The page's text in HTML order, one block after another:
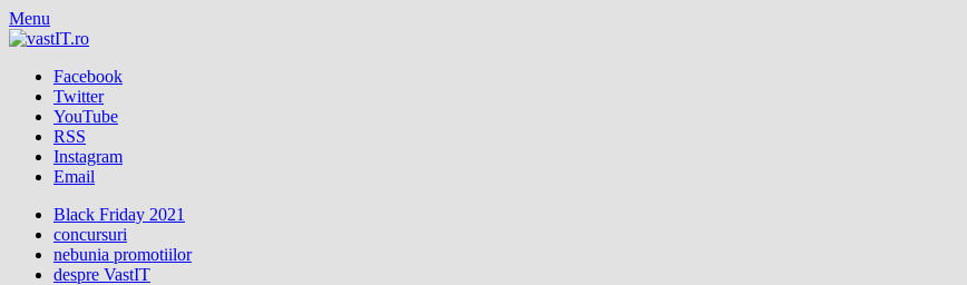
Menu
Facebook
Twitter
YouTube
RSS
Instagram
Email
Black Friday 2021
concursuri
nebunia promotiilor
despre VastIT